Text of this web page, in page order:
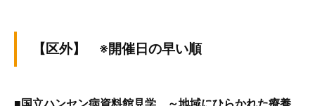
【区外】 ※開催日の早い順